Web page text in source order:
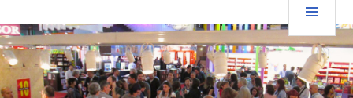
al
contenido.
VENDER+LIBROS NOTICIAS